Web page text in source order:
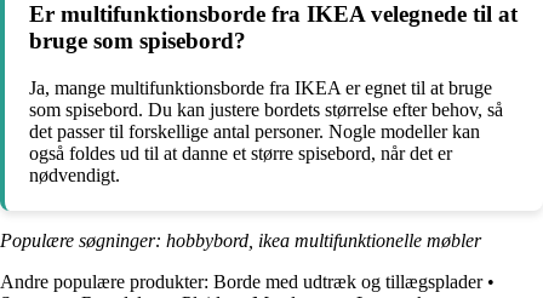
Er multifunktionsborde fra IKEA velegnede til at
bruge som spisebord?
Ja, mange multifunktionsborde fra IKEA er egnet til at bruge
som spisebord. Du kan justere bordets størrelse efter behov, så
det passer til forskellige antal personer. Nogle modeller kan
også foldes ud til at danne et større spisebord, når det er
nødvendigt.
Populære søgninger: hobbybord, ikea multifunktionelle møbler
Andre populære produkter: Borde med udtræk og tillægsplader•